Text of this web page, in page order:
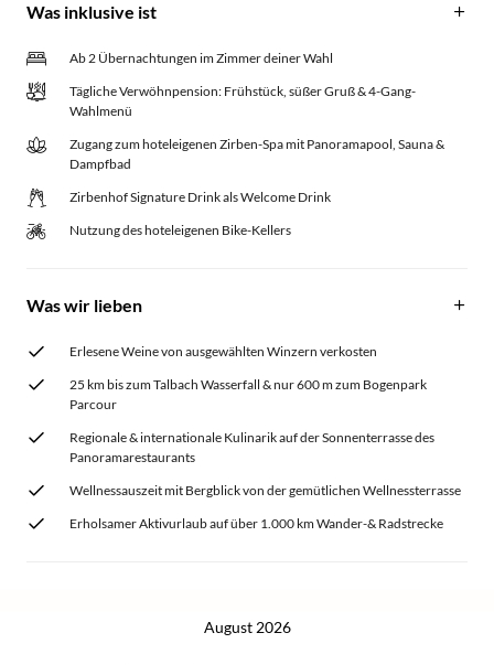
Was inklusive ist
Ab 2 Übernachtungen im Zimmer deiner Wahl
Tägliche Verwöhnpension: Frühstück, süßer Gruß & 4-Gang-
Wahlmenü
Zugang zum hoteleigenen Zirben-Spa mit Panoramapool, Sauna &
Dampfbad
Zirbenhof Signature Drink als Welcome Drink
Nutzung des hoteleigenen Bike-Kellers
Was wir lieben
Erlesene Weine von ausgewählten Winzern verkosten
25 km bis zum Talbach Wasserfall & nur 600 m zum Bogenpark
Parcour
Regionale & internationale Kulinarik auf der Sonnenterrasse des
Panoramarestaurants
Wellnessauszeit mit Bergblick von der gemütlichen Wellnessterrasse
Erholsamer Aktivurlaub auf über 1.000 km Wander-& Radstrecke
August 2026